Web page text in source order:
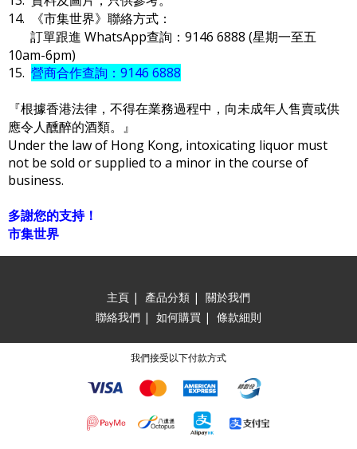
14. 《市集世界》聯絡方式：
訂單跟進 WhatsApp查詢：9146 6888 (星期一至五
10am-6pm)
15. 營商合作查詢：9146 6888
『根據香港法律，不得在業務過程中，向未成年人售賣或供
應令人醺醉的酒類。』
Under the law of Hong Kong, intoxicating liquor must
not be sold or supplied to a minor in the course of
business.
多謝您的支持！
市集世界
主頁 | 產品分類 | 關於我們
聯絡我們 | 如何購買 | 條款細則
我們接受以下付款方式